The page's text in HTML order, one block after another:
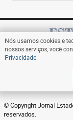
Nós usamos cookies e
nossos serviços, você
Privacidade
© Copyright Jornal
reservados.